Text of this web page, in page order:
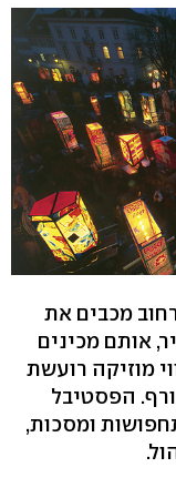
מכבים את
אותם מכינים
מוזיקה רועשת
הפסטיבל
ומסכות,